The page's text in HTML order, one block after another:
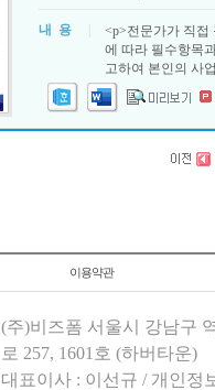
내 용
<p>전문가가 직접
에 따라 필수항목
고하여 본인의 사
이용약관
(주)비즈폼 서울시 강남구
로 257, 1601호 (하버타운)
대표이사 : 이선규 / 개인정